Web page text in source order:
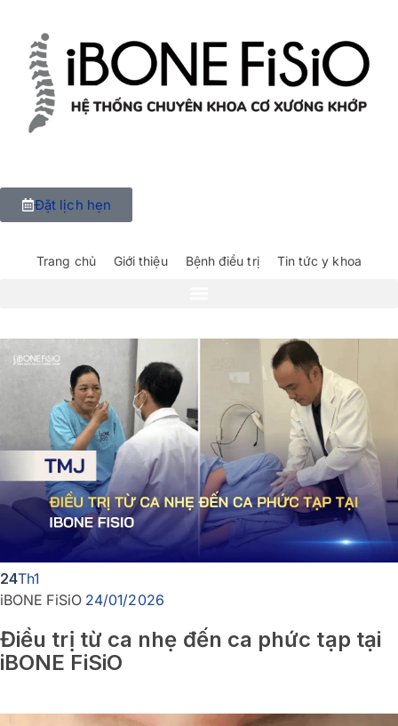
Đặt lịch hẹn
Trang chủ Giới thiệu Bệnh điều trị Tin tức y khoa
24Th1
iBONE FiSiO 24/01/2026
Điều trị từ ca nhẹ đến ca phức tạp tại
iBONE FiSiO